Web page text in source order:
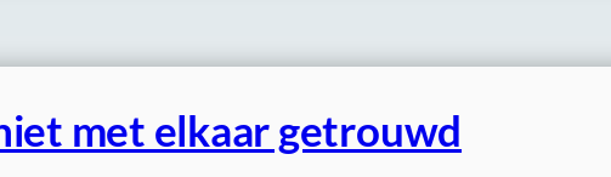
met elkaar getrouwd